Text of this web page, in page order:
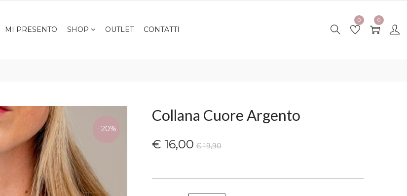
MI PRESENTO SHOP OUTLET CONTATTI
0 0
ULTIME
TAGLIE
- 20%
Collana Cuore Argento
€ 16,00 € 19,90